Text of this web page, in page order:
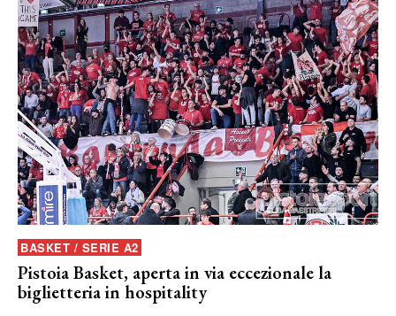
BASKET / SERIE A2
Pistoia Basket, aperta in via eccezionale la
biglietteria in hospitality